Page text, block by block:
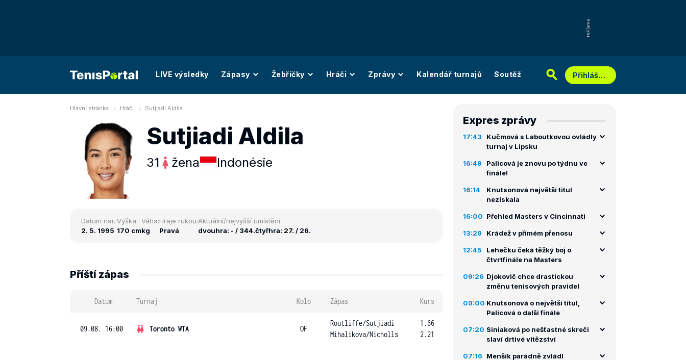
LIVE výsledky Zápasy Žebříčky Hráči Zprávy Kalendář turnajů Soutěž Přihlášení
Hlavní stránka Hráči Sutjiadi Aldila
Sutjiadi Aldila
31 žena Indonésie
Datum nar.:
2. 5. 1995
Výška:
170 cm
Váha:
kg
Hraje rukou:
Pravá
Aktuální/nejvyšší umístění:
dvouhra: - / 344.čtyřhra: 27. / 26.
Příští zápas
Datum Turnaj Kolo Zápas Kurs
09.08. 16:00 Toronto WTA OF
Routliffe/Sutjiadi
Mihalikova/Nicholls
1.66
2.21
Expres zprávy
17:43
Kučmová s Laboutkovou ovládly
turnaj v Lipsku
16:49
Palicová je znovu po týdnu ve
finále!
16:14
Knutsonová největší titul
nezískala
16:00 Přehled Masters v Cincinnati
13:29 Krádež v přímém přenosu
12:45
Lehečku čeká těžký boj o
čtvrtfinále na Masters
09:26 Djokovič chce drastickou
změnu tenisových pravidel
09:00 Knutsonová o největší titul,
Palicová o další finále
07:20 Siniaková po nešťastné skreči
slaví drtivé vítězství
07:16
Menšík parádně zvládl